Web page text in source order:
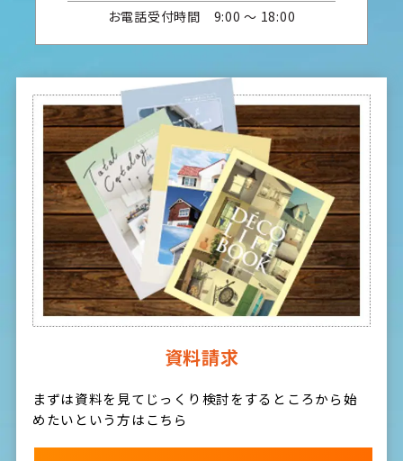
お電話受付時間 9:00 〜 18:00
資料請求
まずは資料を見てじっくり検討をするところから始
めたいという方はこちら